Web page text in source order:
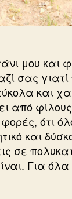
μου και
σας
και
από
ότι
και
σε
Για